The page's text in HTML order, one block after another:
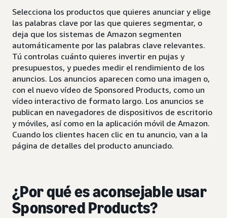
Selecciona los productos que quieres anunciar y elige
las palabras clave por las que quieres segmentar, o
deja que los sistemas de Amazon segmenten
automáticamente por las palabras clave relevantes.
Tú controlas cuánto quieres invertir en pujas y
presupuestos, y puedes medir el rendimiento de los
anuncios. Los anuncios aparecen como una imagen o,
con el nuevo vídeo de Sponsored Products, como un
vídeo interactivo de formato largo. Los anuncios se
publican en navegadores de dispositivos de escritorio
y móviles, así como en la aplicación móvil de Amazon.
Cuando los clientes hacen clic en tu anuncio, van a la
página de detalles del producto anunciado.
¿Por qué es aconsejable usar
Sponsored Products?